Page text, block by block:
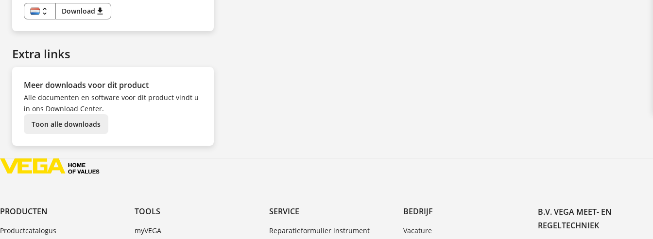
unfold_more
NL
DA
FR
NO
PT
SV
TR
ZH
Download download
Extra links
Meer downloads voor dit product
Alle documenten en software voor dit product vindt u
in ons Download Center.
Toon alle downloads
PRODUCTEN
Productcatalogus
TOOLS
myVEGA
SERVICE
Reparatieformulier instrument
BEDRIJF
Vacature
B.V. VEGA MEET- EN
REGELTECHNIEK